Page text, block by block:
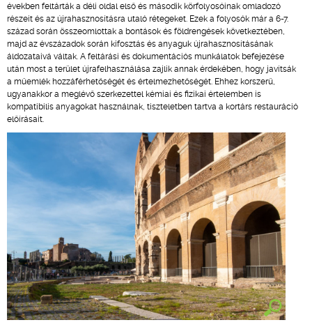
években feltárták a déli oldal első és második körfolyosóinak omladozó
részeit és az újrahasznosításra utaló rétegeket. Ezek a folyosók már a 6-7.
század során összeomlottak a bontások és földrengések következtében,
majd az évszázadok során kifosztás és anyaguk újrahasznosításának
áldozataivá váltak. A feltárási és dokumentációs munkálatok befejezése
után most a terület újrafelhasználása zajlik annak érdekében, hogy javítsák
a műemlék hozzáférhetőségét és értelmezhetőségét. Ehhez korszerű,
ugyanakkor a meglévő szerkezettel kémiai és fizikai értelemben is
kompatibilis anyagokat használnak, tiszteletben tartva a kortárs restauráció
előírásait.